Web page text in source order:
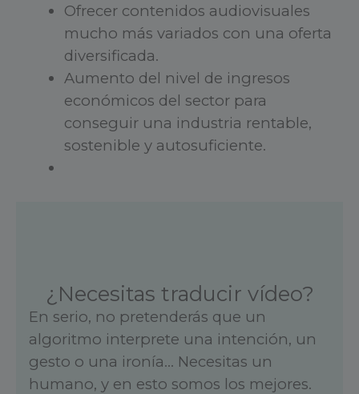
Ofrecer contenidos audiovisuales
mucho más variados con una oferta
diversificada.
Aumento del nivel de ingresos
económicos del sector para
conseguir una industria rentable,
sostenible y autosuficiente.
¿Necesitas traducir vídeo?
En serio, no pretenderás que un
algoritmo interprete una intención, un
gesto o una ironía… Necesitas un
humano, y en esto somos los mejores.